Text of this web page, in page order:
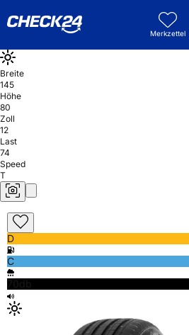
Merkzettel
Breite
145
Höhe
80
Zoll
12
Last
74
Speed
T
D
C
70db